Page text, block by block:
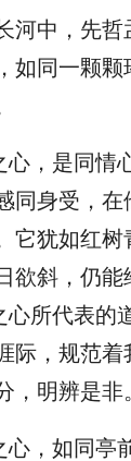
河中，先哲
如同一颗颗
心，是同情
同身受，
它犹如红
欲斜，仍能
心所代表的
际，规范着
，明辨是非
心，如同亭